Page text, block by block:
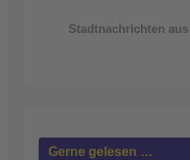
Stadtnachrichten
Gerne gelesen …